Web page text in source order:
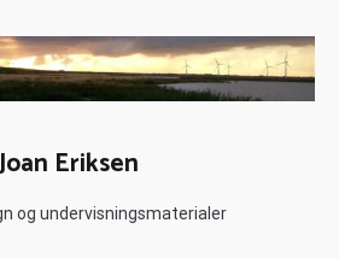
Joan Eriksen
og undervisningsmaterialer